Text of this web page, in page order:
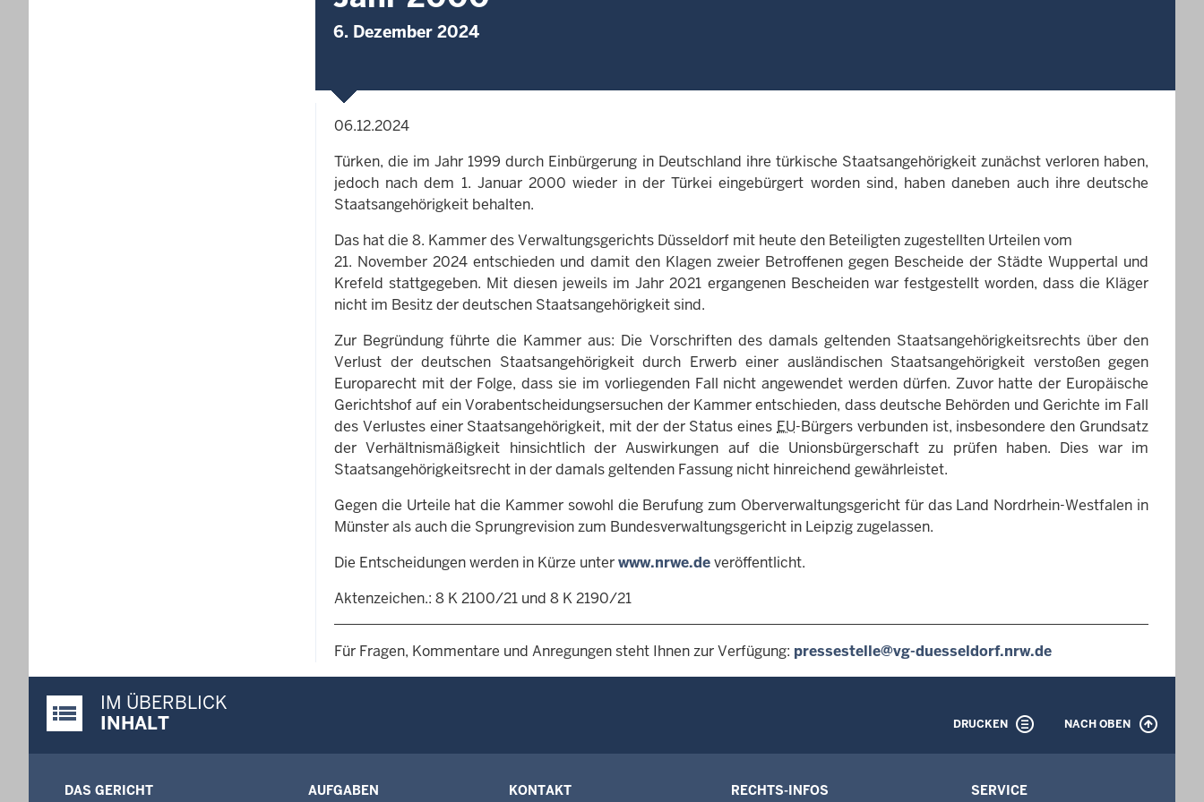
6. Dezember 2024
06.12.2024
Türken, die im Jahr 1999 durch Einbürgerung in Deutschland ihre türkische Staatsangehörigkeit zunächst verloren haben,
jedoch nach dem 1. Januar 2000 wieder in der Türkei eingebürgert worden sind, haben daneben auch ihre deutsche
Staatsangehörigkeit behalten.
Das hat die 8. Kammer des Verwaltungsgerichts Düsseldorf mit heute den Beteiligten zugestellten Urteilen vom
21. November 2024 entschieden und damit den Klagen zweier Betroffenen gegen Bescheide der Städte Wuppertal und
Krefeld stattgegeben. Mit diesen jeweils im Jahr 2021 ergangenen Bescheiden war festgestellt worden, dass die Kläger
nicht im Besitz der deutschen Staatsangehörigkeit sind.
Zur Begründung führte die Kammer aus: Die Vorschriften des damals geltenden Staatsangehörigkeitsrechts über den
Verlust der deutschen Staatsangehörigkeit durch Erwerb einer ausländischen Staatsangehörigkeit verstoßen gegen
Europarecht mit der Folge, dass sie im vorliegenden Fall nicht angewendet werden dürfen. Zuvor hatte der Europäische
Gerichtshof auf ein Vorabentscheidungsersuchen der Kammer entschieden, dass deutsche Behörden und Gerichte im Fall
des Verlustes einer Staatsangehörigkeit, mit der der Status eines EU-Bürgers verbunden ist, insbesondere den Grundsatz
der Verhältnismäßigkeit hinsichtlich der Auswirkungen auf die Unionsbürgerschaft zu prüfen haben. Dies war im
Staatsangehörigkeitsrecht in der damals geltenden Fassung nicht hinreichend gewährleistet.
Gegen die Urteile hat die Kammer sowohl die Berufung zum Oberverwaltungsgericht für das Land Nordrhein-Westfalen in
Münster als auch die Sprungrevision zum Bundesverwaltungsgericht in Leipzig zugelassen.
Die Entscheidungen werden in Kürze unterwww.nrwe.deveröffentlicht.
Aktenzeichen.: 8 K 2100/21 und 8 K 2190/21
Für Fragen, Kommentare und Anregungen steht Ihnen zur Verfügung: pressestelle@vg-duesseldorf.nrw.de
Justiz-Portal im Überblick:
IM ÜBERBLICK
INHALT
DRUCKEN NACH OBEN
DAS GERICHT AUFGABEN KONTAKT RECHTS-INFOS SERVICE